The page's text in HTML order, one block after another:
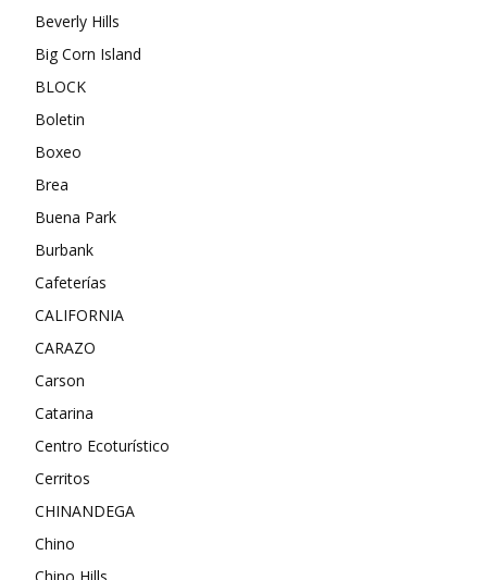
Beverly Hills
Big Corn Island
BLOCK
Boletin
Boxeo
Brea
Buena Park
Burbank
Cafeterías
CALIFORNIA
CARAZO
Carson
Catarina
Centro Ecoturístico
Cerritos
CHINANDEGA
Chino
Chino Hills